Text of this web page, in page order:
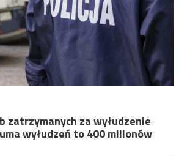
zatrzymanych za wyłudzenie
wyłudzeń to 400 milionów